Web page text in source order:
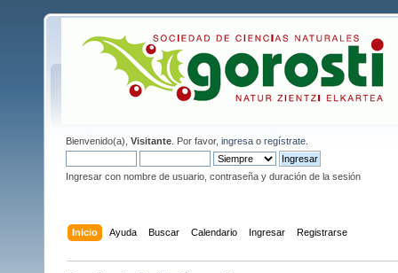
Bienvenido(a), Visitante . Por favor, ingresa o regístrate
Ingresar con nombre de usuario, contraseña y duración de la sesión
Inicio Ayuda Buscar Calendario Ingresar Registrarse